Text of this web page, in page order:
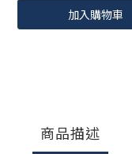
加入購物車
商品描述